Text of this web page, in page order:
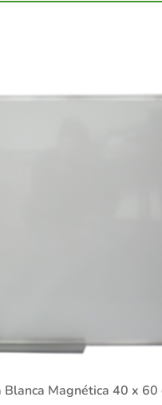
Blanca Magnética 40 x 60